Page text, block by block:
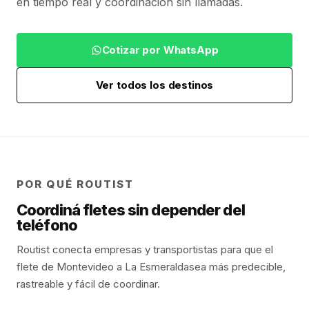
Cotizar por WhatsApp
Ver todos los destinos
POR QUÉ ROUTIST
Coordiná fletes sin depender del
teléfono
Routist conecta empresas y transportistas para que el
flete de Montevideo a La Esmeraldasea más predecible,
rastreable y fácil de coordinar.